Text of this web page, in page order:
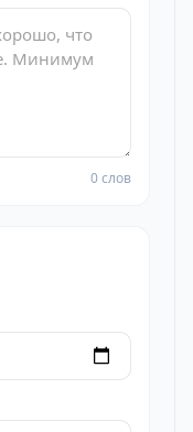
0 слов